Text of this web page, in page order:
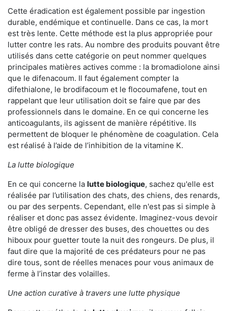
Cette éradication est également possible par ingestion
durable, endémique et continuelle. Dans ce cas, la mort
est très lente. Cette méthode est la plus appropriée pour
lutter contre les rats. Au nombre des produits pouvant être
utilisés dans cette catégorie on peut nommer quelques
principales matières actives comme : la bromadiolone ainsi
que le difenacoum. Il faut également compter la
difethialone, le brodifacoum et le flocoumafene, tout en
rappelant que leur utilisation doit se faire que par des
professionnels dans le domaine. En ce qui concerne les
anticoagulants, ils agissent de manière répétitive. Ils
permettent de bloquer le phénomène de coagulation. Cela
est réalisé à l’aide de l’inhibition de la vitamine K.
La lutte biologique
En ce qui concerne la lutte biologique, sachez qu'elle est
réalisée par l’utilisation des chats, des chiens, des renards,
ou par des serpents. Cependant, elle n'est pas si simple à
réaliser et donc pas assez évidente. Imaginez-vous devoir
être obligé de dresser des buses, des chouettes ou des
hiboux pour guetter toute la nuit des rongeurs. De plus, il
faut dire que la majorité de ces prédateurs pour ne pas
dire tous, sont de réelles menaces pour vous animaux de
ferme à l’instar des volailles.
Une action curative à travers une lutte physique